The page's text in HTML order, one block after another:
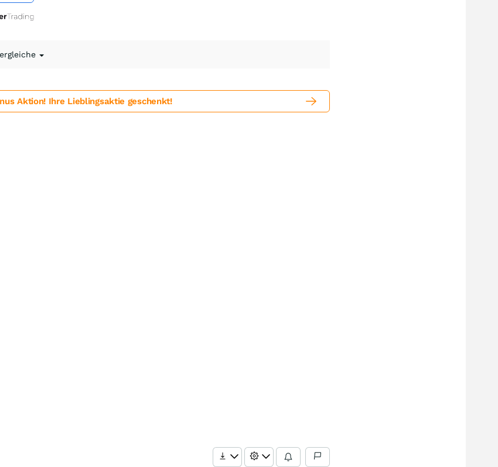
Aktion! Ihre Lieblingsaktie geschenkt!